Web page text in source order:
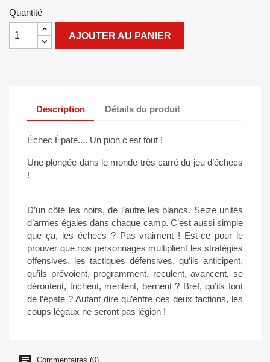
Quantité
AJOUTER AU PANIER
Description Détails du produit
Échec Épate.... Un pion c'est tout !
Une plongée dans le monde très carré du jeu d’échecs
!
D’un côté les noirs, de l’autre les blancs. Seize unités
d’armes égales dans chaque camp. C’est aussi simple
que ça, les échecs ? Pas vraiment ! Est-ce pour le
prouver que nos personnages multiplient les stratégies
offensives, les tactiques défensives, qu’ils anticipent,
qu’ils prévoient, programment, reculent, avancent, se
déroutent, trichent, mentent, bernent ? Bref, qu’ils font
de l’épate ? Autant dire qu’entre ces deux factions, les
coups légaux ne seront pas légion !
Commentaires (0)